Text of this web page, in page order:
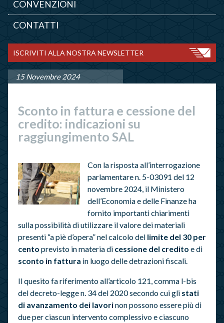
CONVENZIONI
CONTATTI
ISCRIVITI ALLA NOSTRA NEWSLETTER
15 Novembre 2024
Sconto in fattura e cessione del
credito: indicazioni su
raggiungimento SAL
Con la risposta all’interrogazione
parlamentare n. 5-03091 del 12
novembre 2024, il Ministero
dell’Economia e delle Finanze ha
fornito importanti chiarimenti
sulla possibilità di utilizzare il valore dei materiali
presenti “a piè d’opera” nel calcolo del limite del 30 per
cento previsto in materia di cessione del credito e di
sconto in fattura in luogo delle detrazioni fiscali.
Il quesito fa riferimento all’articolo 121, comma l-bis
del decreto-legge n. 34 del 2020 secondo cui gli stati
di avanzamento dei lavorinon possono essere più di
due per ciascun intervento complessivo e ciascuno